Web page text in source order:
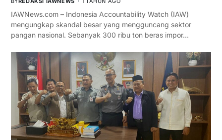
IAWNews.com – Indonesia Accountability Watch (IAW)
mengungkap skandal besar yang mengguncang sektor
pangan nasional. Sebanyak 300 ribu ton beras impor…